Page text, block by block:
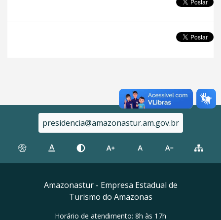
presidencia@amazonastur.am.gov.br
Amazonastur - Empresa Estadual de
Turismo do Amazonas
Horário de atendimento: 8h às 17h